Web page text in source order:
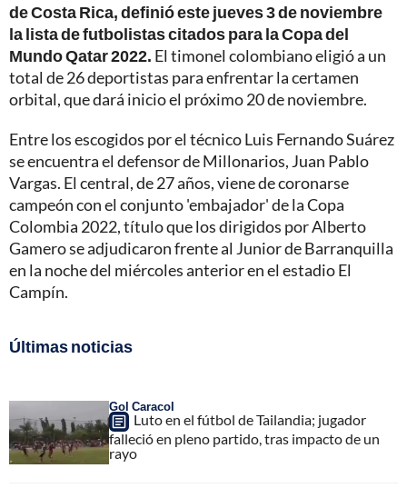
de Costa Rica, definió este jueves 3 de noviembre
la lista de futbolistas citados para la Copa del
Mundo Qatar 2022. El timonel colombiano eligió a un
total de 26 deportistas para enfrentar la certamen
orbital, que dará inicio el próximo 20 de noviembre.
Entre los escogidos por el técnico Luis Fernando Suárez
se encuentra el defensor de Millonarios, Juan Pablo
Vargas. El central, de 27 años, viene de coronarse
campeón con el conjunto 'embajador' de la Copa
Colombia 2022, título que los dirigidos por Alberto
Gamero se adjudicaron frente al Junior de Barranquilla
en la noche del miércoles anterior en el estadio El
Campín.
Últimas noticias
Gol Caracol
Luto en el fútbol de Tailandia; jugador
falleció en pleno partido, tras impacto de un
rayo